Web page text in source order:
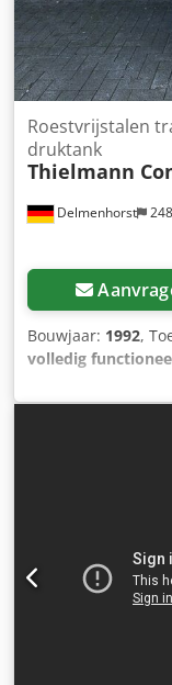
Delmenhorst
Roestvrijstalen
druktank
Thielmann
Bouwjaar: 1992,
volledig
transport-/
levensmiddelen
Staand op vier
1.4301 / AISI 304
Typeplaatje: Ja
50 mm Uitloopklep: